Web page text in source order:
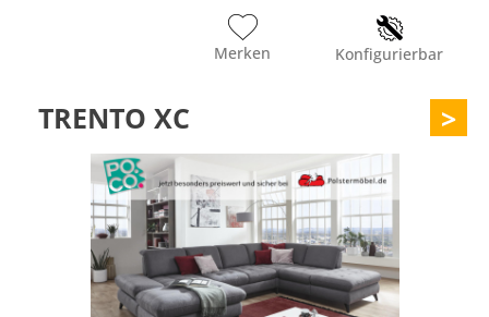
Merken Konfigurierbar
TRENTO XC >